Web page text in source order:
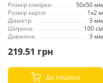
Розмір комірки:
50x50 мм
Розмір карти:
1x2 м
Діаметр:
3 мм
Ширина:
100 см
Довжина:
3 мм
219.51 грн
До кошика